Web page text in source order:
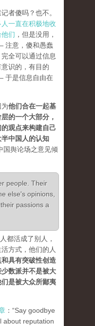
者傻吗？也不。
一直在积极地收
们 ，但是没用，
注意，傻和愚蠢
全可以通过信息
识的，有目的
于是信息自由在
他们合在一起基
的一个大部分，
观点来构建自己
中国人的认知
舆论场之意见倾
people. Their
else's opinions,
passions a
都活成了别人，
方式，他们的人
具有突破性创造
数派并不是被大
是被大众所鄙夷
：“Say goodbye
about reputation